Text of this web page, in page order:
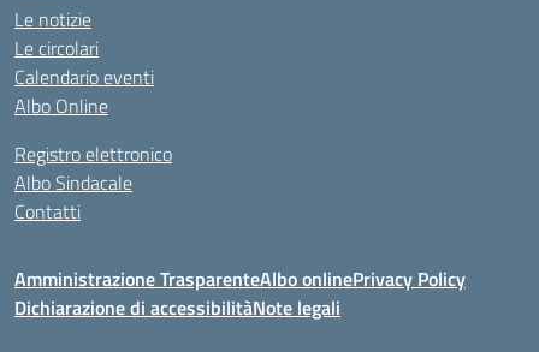
Le notizie
Le circolari
Calendario eventi
Albo Online
Registro elettronico
Albo Sindacale
Contatti
Amministrazione TrasparenteAlbo onlinePrivacy Policy
Dichiarazione di accessibilitàNote legali